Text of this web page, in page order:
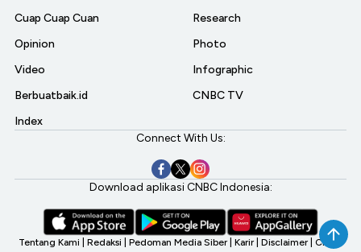
Cuap Cuap Cuan
Opinion
Video
Berbuatbaik.id
Index
Research
Photo
Infographic
CNBC TV
Connect With Us:
Download aplikasi CNBC Indonesia:
Tentang Kami Redaksi Pedoman Media Siber Karir Disclaimer CNBC